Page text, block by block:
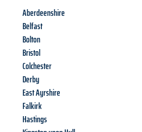
Aberdeenshire
Belfast
Bolton
Bristol
Colchester
Derby
East Ayrshire
Falkirk
Hastings